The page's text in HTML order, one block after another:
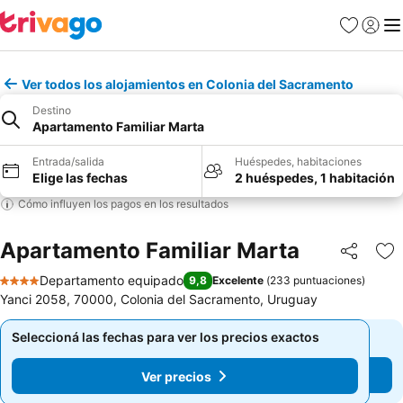
Favoritos
Iniciar
Ver todos los alojamientos en Colonia del Sacramento
Destino
Apartamento Familiar Marta
Entrada/salida
Elige las fechas
Huéspedes, habitaciones
2 huéspedes, 1 habitación
Cómo influyen los pagos en los resultados
Apartamento Familiar Marta Compartir
4 Estrellas
Departamento equipado 9,8 Excelente (233 puntuaciones)
Yanci 2058, 70000, Colonia del Sacramento, Uruguay
Seleccioná las fechas para ver los precios exactos
Ver precios
Seleccioná las fechas para ver los precios exactos
Ver precios